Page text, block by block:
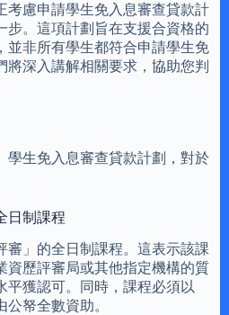
考慮申請學生免入息審查貸款計
步。這項計劃旨在支援合資格的
並非所有學生都符合申請學生免
將深入講解相關要求，協助您判
學生免入息審查貸款計劃，對於
日制課程
審」的全日制課程。這表示該課
資歷評審局或其他指定機構的質
平獲認可。同時，課程必須以
公帑全數資助。